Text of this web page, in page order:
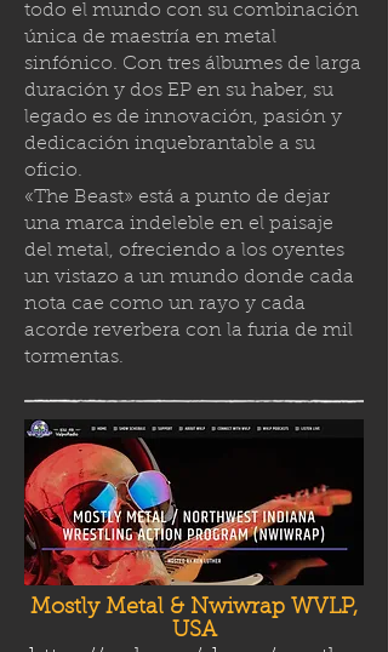
todo el mundo con su combinación
única de maestría en metal
sinfónico. Con tres álbumes de larga
duración y dos EP en su haber, su
legado es de innovación, pasión y
dedicación inquebrantable a su
oficio.
«The Beast» está a punto de dejar
una marca indeleble en el paisaje
del metal, ofreciendo a los oyentes
un vistazo a un mundo donde cada
nota cae como un rayo y cada
acorde reverbera con la furia de mil
tormentas.
Mostly Metal & Nwiwrap WVLP,
USA